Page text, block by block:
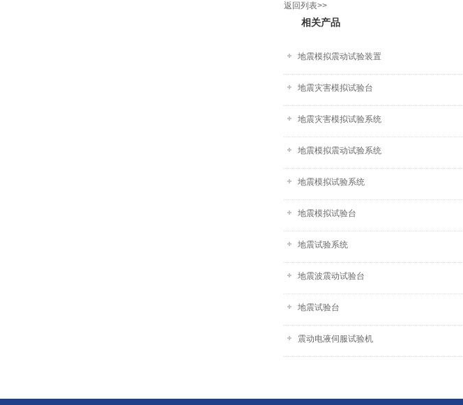
返回列表>>
相关产品
地震模拟震动试验装置
地震灾害模拟试验台
地震灾害模拟试验系统
地震模拟震动试验系统
地震模拟试验系统
地震模拟试验台
地震试验系统
地震波震动试验台
地震试验台
震动电液伺服试验机